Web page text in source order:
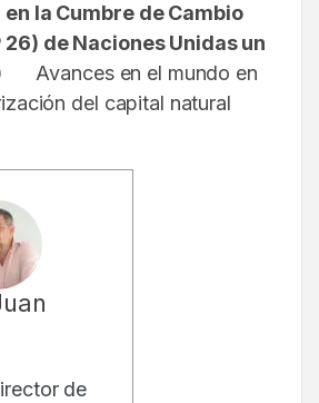
la Cumbre de Cambio
26) de Naciones Unidas un
Avances en el mundo en
del capital natural
de